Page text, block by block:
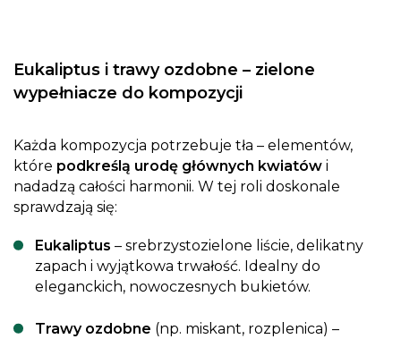
Eukaliptus i trawy ozdobne – zielone
wypełniacze do kompozycji
Każda kompozycja potrzebuje tła – elementów,
które podkreślą urodę głównych kwiatów i
nadadzą całości harmonii. W tej roli doskonale
sprawdzają się:
Eukaliptus – srebrzystozielone liście, delikatny
zapach i wyjątkowa trwałość. Idealny do
eleganckich, nowoczesnych bukietów.
Trawy ozdobne (np. miskant, rozplenica) –